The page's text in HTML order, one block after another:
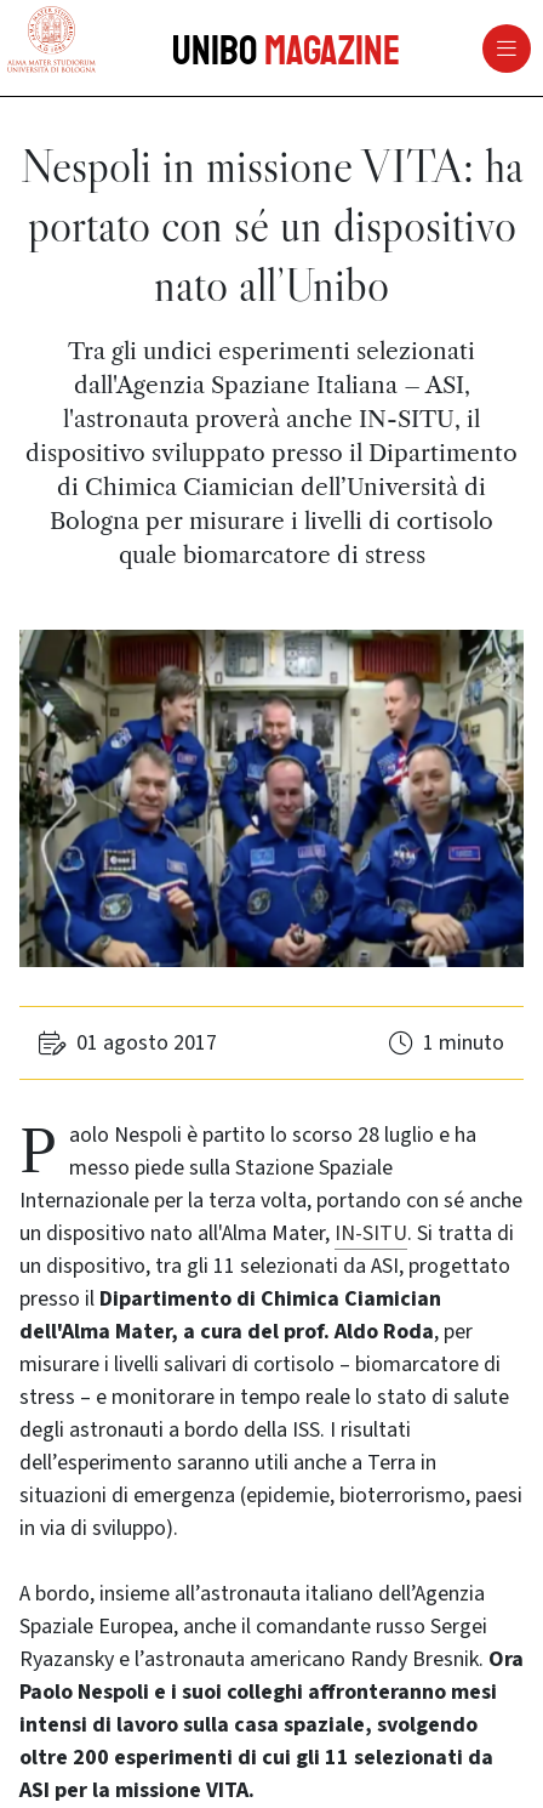
vai al contenuto della pagina
UniboMagazine
Nespoli in missione VITA: ha
portato con sé un dispositivo
nato all’Unibo
Tra gli undici esperimenti selezionati
dall'Agenzia Spaziane Italiana – ASI,
l'astronauta proverà anche IN-SITU, il
dispositivo sviluppato presso il Dipartimento
di Chimica Ciamician dell’Università di
Bologna per misurare i livelli di cortisolo
quale biomarcatore di stress
01 agosto 2017 1 minuto
Paolo Nespoli è partito lo scorso 28 luglio e ha messo piede sulla Stazione Spaziale
Internazionale per la terza volta, portando con sé anche
un dispositivo nato all'Alma Mater, IN-SITU. Si tratta di
un dispositivo, tra gli 11 selezionati da ASI, progettato
presso il Dipartimento di Chimica Ciamician
dell'Alma Mater, a cura del prof. Aldo Roda, per
misurare i livelli salivari di cortisolo – biomarcatore di
stress – e monitorare in tempo reale lo stato di salute
degli astronauti a bordo della ISS. I risultati
dell’esperimento saranno utili anche a Terra in
situazioni di emergenza (epidemie, bioterrorismo, paesi
in via di sviluppo).
A bordo, insieme all’astronauta italiano dell’Agenzia
Spaziale Europea, anche il comandante russo Sergei
Ryazansky e l’astronauta americano Randy Bresnik. Ora
Paolo Nespoli e i suoi colleghi affronteranno mesi
intensi di lavoro sulla casa spaziale, svolgendo
oltre 200 esperimenti di cui gli 11 selezionati da
ASI per la missione VITA.